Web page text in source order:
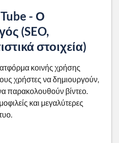
- Ο
(SEO,
στοιχεία)
κοινής χρήσης
χρήστες να δημιουργούν,
παρακολουθούν βίντεο.
και μεγαλύτερες